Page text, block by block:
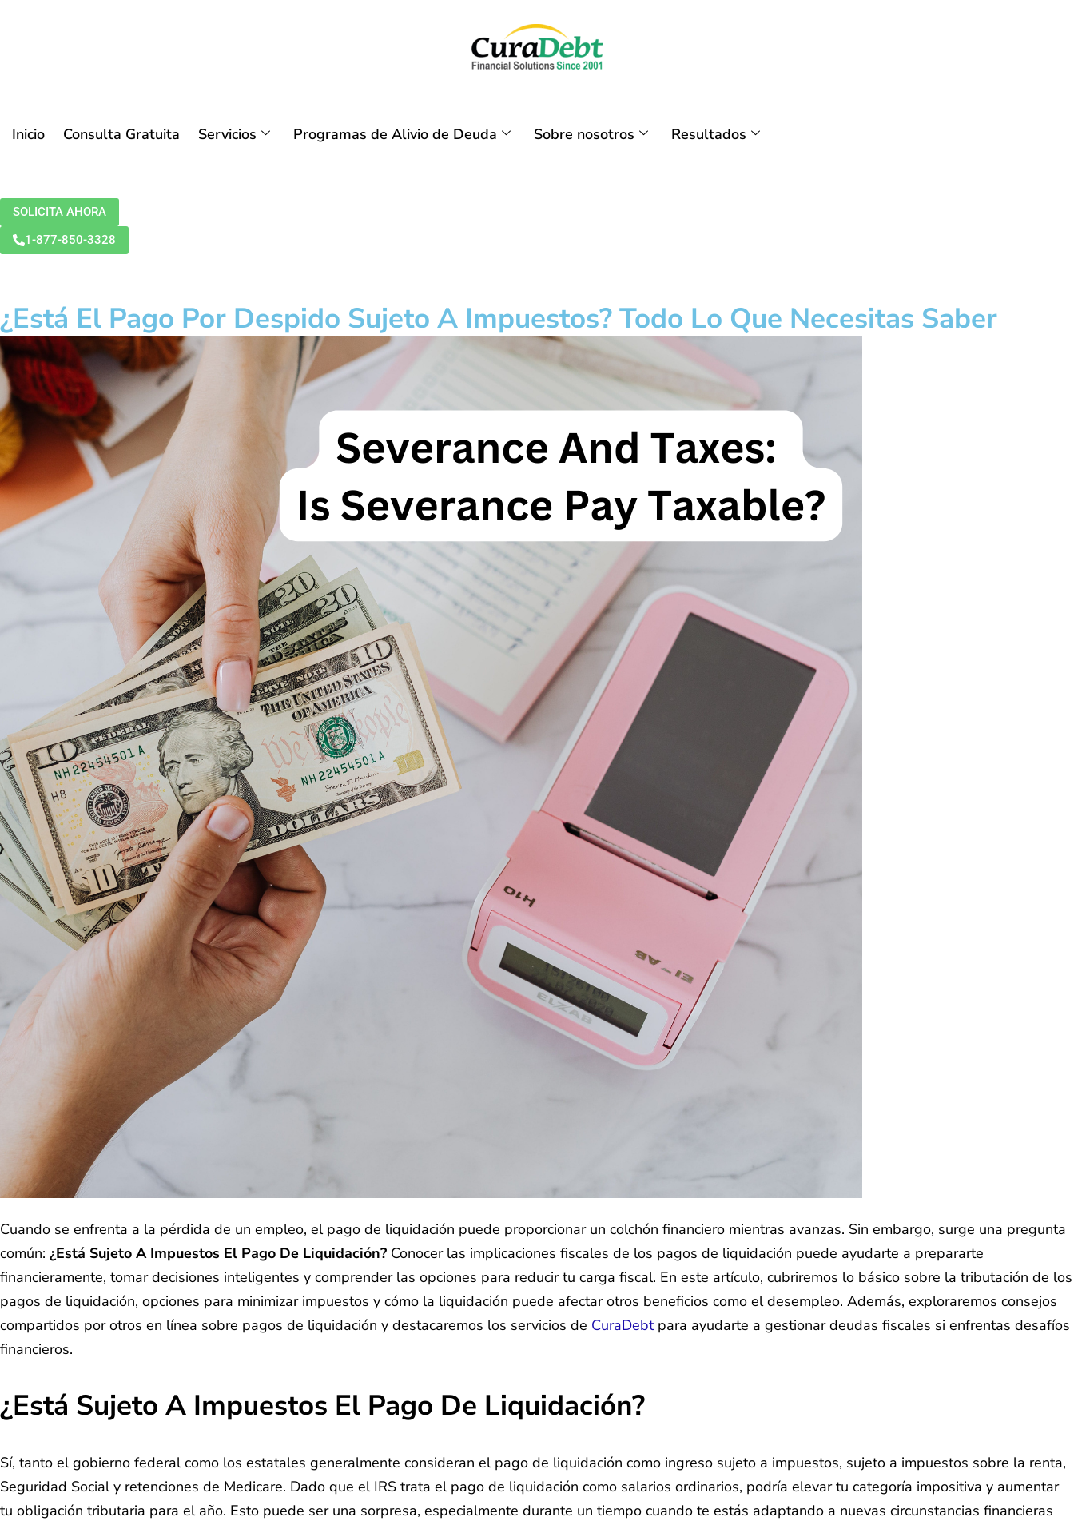
Inicio Consulta Gratuita Servicios Programas de Alivio de Deuda Sobre nosotros Resultados
SOLICITA AHORA
1-877-850-3328
¿Está El Pago Por Despido Sujeto A Impuestos? Todo Lo Que Necesitas Saber
Cuando se enfrenta a la pérdida de un empleo, el pago de liquidación puede proporcionar un colchón financiero mientras avanzas. Sin embargo, surge una pregunta
común: ¿Está Sujeto A Impuestos El Pago De Liquidación? Conocer las implicaciones fiscales de los pagos de liquidación puede ayudarte a prepararte
financieramente, tomar decisiones inteligentes y comprender las opciones para reducir tu carga fiscal. En este artículo, cubriremos lo básico sobre la tributación de los
pagos de liquidación, opciones para minimizar impuestos y cómo la liquidación puede afectar otros beneficios como el desempleo. Además, exploraremos consejos
compartidos por otros en línea sobre pagos de liquidación y destacaremos los servicios de CuraDebtpara ayudarte a gestionar deudas fiscales si enfrentas desafíos
financieros.
¿Está Sujeto A Impuestos El Pago De Liquidación?
Sí, tanto el gobierno federal como los estatales generalmente consideran el pago de liquidación como ingreso sujeto a impuestos, sujeto a impuestos sobre la renta,
Seguridad Social y retenciones de Medicare. Dado que el IRS trata el pago de liquidación como salarios ordinarios, podría elevar tu categoría impositiva y aumentar
tu obligación tributaria para el año. Esto puede ser una sorpresa, especialmente durante un tiempo cuando te estás adaptando a nuevas circunstancias financieras